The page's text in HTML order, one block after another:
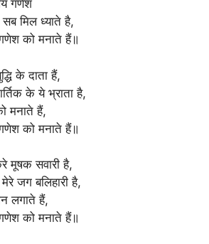
गणेश
मिल ध्याते है,
गणेश को मनाते हैं॥
के दाता हैं,
के ये भ्राता है,
मनाते हैं,
गणेश को मनाते हैं॥
मूषक सवारी है,
जग बलिहारी है,
लगाते हैं,
गणेश को मनाते हैं॥